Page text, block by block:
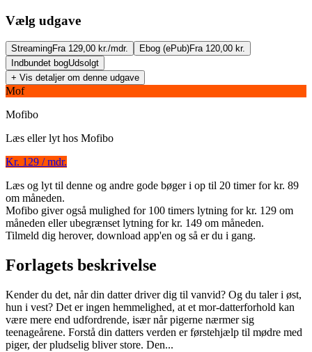
Vælg udgave
StreamingFra 129,00 kr./mdr. Ebog (ePub)Fra 120,00 kr.
Indbundet bogUdsolgt
+ Vis detaljer om denne udgave
Forstå din datters verden
Forfatter:Nina Vedel-Petersen
Format:Ebog (ePub)
Sider: 276
9788771378450
Forlag: People's
Udgivet: 26. februar 2015
Mof
Mofibo
Læs eller lyt hos Mofibo
Kr. 129 / mdr.
Læs og lyt til denne og andre gode bøger i op til 20 timer for kr. 89
om måneden.
Mofibo giver også mulighed for 100 timers lytning for kr. 129 om
måneden eller ubegrænset lytning for kr. 149 om måneden.
Tilmeld dig herover, download app'en og så er du i gang.
Forlagets beskrivelse
Kender du det, når din datter driver dig til vanvid? Og du taler i øst,
hun i vest? Det er ingen hemmelighed, at et mor-datterforhold kan
være mere end udfordrende, især når pigerne nærmer sig
teenageårene. Forstå din datters verden er førstehjælp til mødre med
piger, der pludselig bliver store. Den...